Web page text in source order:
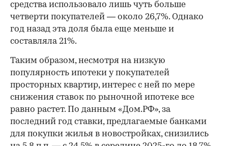
средства использовало лишь чуть больше
четверти покупателей — около 26,7%. Однако
год назад эта доля была еще меньше и
составляла 21%.
Таким образом, несмотря на низкую
популярность ипотеки у покупателей
просторных квартир, интерес с ней по мере
снижения ставок по рыночной ипотеке все
равно растет. По данным «Дом.РФ», за
последний год ставки, предлагаемые банками
для покупки жилья в новостройках, снизились